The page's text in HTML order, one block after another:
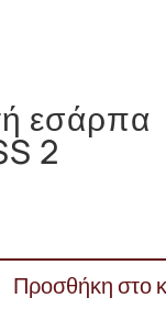
εσάρπα
2
Προσθήκη στο